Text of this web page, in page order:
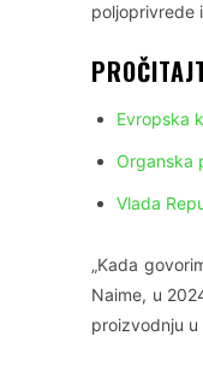
poljoprivrede
Evropska
Organska
Vlada
„Kada
Naime, u
proizvodnju u